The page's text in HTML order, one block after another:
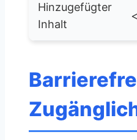
Hinzugefügter
Inhalt